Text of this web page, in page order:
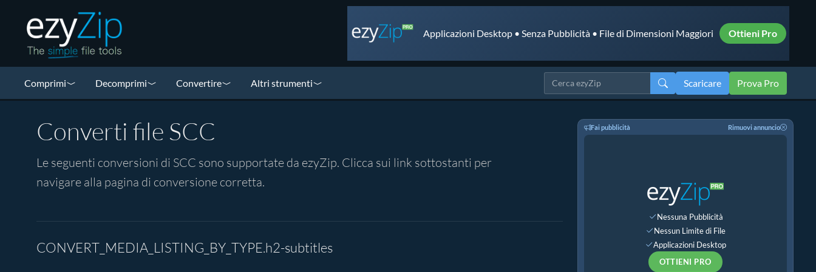
Applicazioni Desktop • Senza Pubblicità • File di Dimensioni Maggiori Ottieni Pro
Comprimi Decomprimi Convertire Altri strumenti Scaricare Prova Pro
Converti file SCC
Le seguenti conversioni di SCC sono supportate da ezyZip. Clicca sui link sottostanti per
navigare alla pagina di conversione corretta.
CONVERT_MEDIA_LISTING_BY_TYPE.h2-subtitles
Fai pubblicità Rimuovi annuncio
Nessuna Pubblicità
Nessun Limite di File
Applicazioni Desktop
OTTIENI PRO